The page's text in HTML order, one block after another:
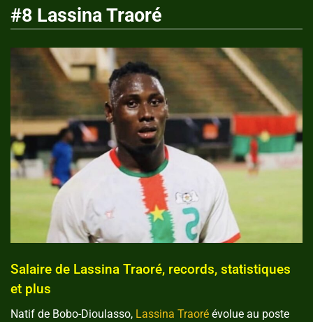
#8 Lassina Traoré
Salaire de Lassina Traoré, records, statistiques
et plus
Natif de Bobo-Dioulasso, Lassina Traoré évolue au poste